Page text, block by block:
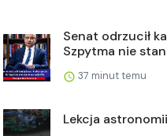
Senat odrzucił
Szpytma nie
37 minut temu
Lekcja